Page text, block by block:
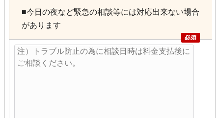
■今日の夜など緊急の相談等には対応出来ない場合
があります